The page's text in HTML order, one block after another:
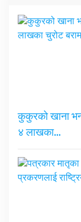
कुकुरको खाना
४ लाखका…